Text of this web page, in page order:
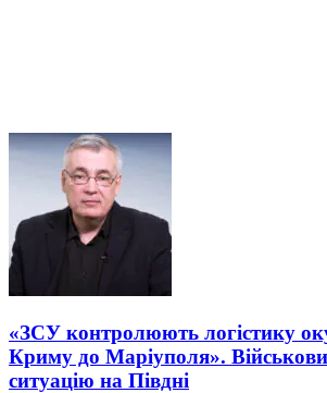
«ЗСУ контролюють логістику
Криму до Маріуполя».
ситуацію на Півдні